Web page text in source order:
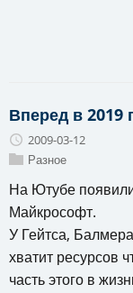
Вперед в 2019
2009-03-12
Разное
На Ютубе
Майкрософт.
У Гейтса,
хватит ресурсов
часть этого в